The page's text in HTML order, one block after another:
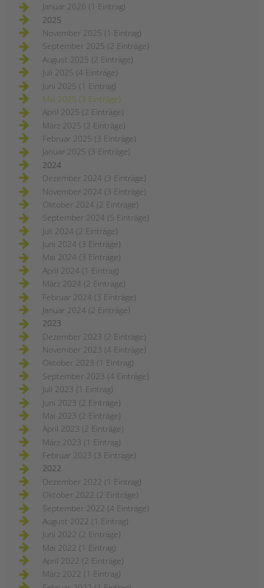
Januar 2026 (1 Eintrag)
2025
November 2025 (1 Eintrag)
September 2025 (2 Einträge)
August 2025 (2 Einträge)
Juli 2025 (4 Einträge)
Juni 2025 (1 Eintrag)
Mai 2025 (3 Einträge)
April 2025 (2 Einträge)
März 2025 (2 Einträge)
Februar 2025 (3 Einträge)
Januar 2025 (3 Einträge)
2024
Dezember 2024 (3 Einträge)
November 2024 (3 Einträge)
Oktober 2024 (2 Einträge)
September 2024 (5 Einträge)
Juli 2024 (2 Einträge)
Juni 2024 (3 Einträge)
Mai 2024 (3 Einträge)
April 2024 (1 Eintrag)
März 2024 (2 Einträge)
Februar 2024 (3 Einträge)
Januar 2024 (2 Einträge)
2023
Dezember 2023 (2 Einträge)
November 2023 (4 Einträge)
Oktober 2023 (1 Eintrag)
September 2023 (4 Einträge)
Juli 2023 (1 Eintrag)
Juni 2023 (2 Einträge)
Mai 2023 (2 Einträge)
April 2023 (2 Einträge)
März 2023 (1 Eintrag)
Februar 2023 (3 Einträge)
2022
Dezember 2022 (1 Eintrag)
Oktober 2022 (2 Einträge)
September 2022 (4 Einträge)
August 2022 (1 Eintrag)
Juni 2022 (2 Einträge)
Mai 2022 (1 Eintrag)
April 2022 (2 Einträge)
März 2022 (1 Eintrag)